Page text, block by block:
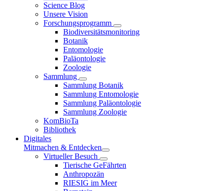
Science Blog
Unsere Vision
Forschungsprogramm
Biodiversitätsmonitoring
Botanik
Entomologie
Paläontologie
Zoologie
Sammlung
Sammlung Botanik
Sammlung Entomologie
Sammlung Paläontologie
Sammlung Zoologie
KomBioTa
Bibliothek
Digitales
Mitmachen & Entdecken
Virtueller Besuch
Tierische GeFährten
Anthropozän
RIESIG im Meer